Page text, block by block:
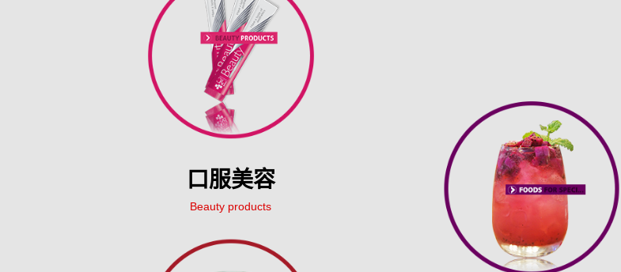
口服美容
Beauty products